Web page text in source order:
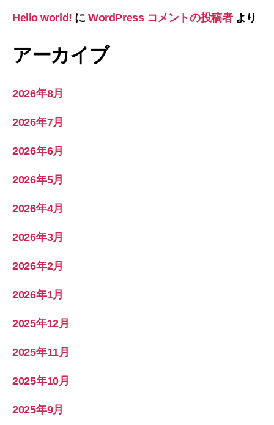
Hello world! にWordPress コメントの投稿者より
アーカイブ
2026年8月
2026年7月
2026年6月
2026年5月
2026年4月
2026年3月
2026年2月
2026年1月
2025年12月
2025年11月
2025年10月
2025年9月